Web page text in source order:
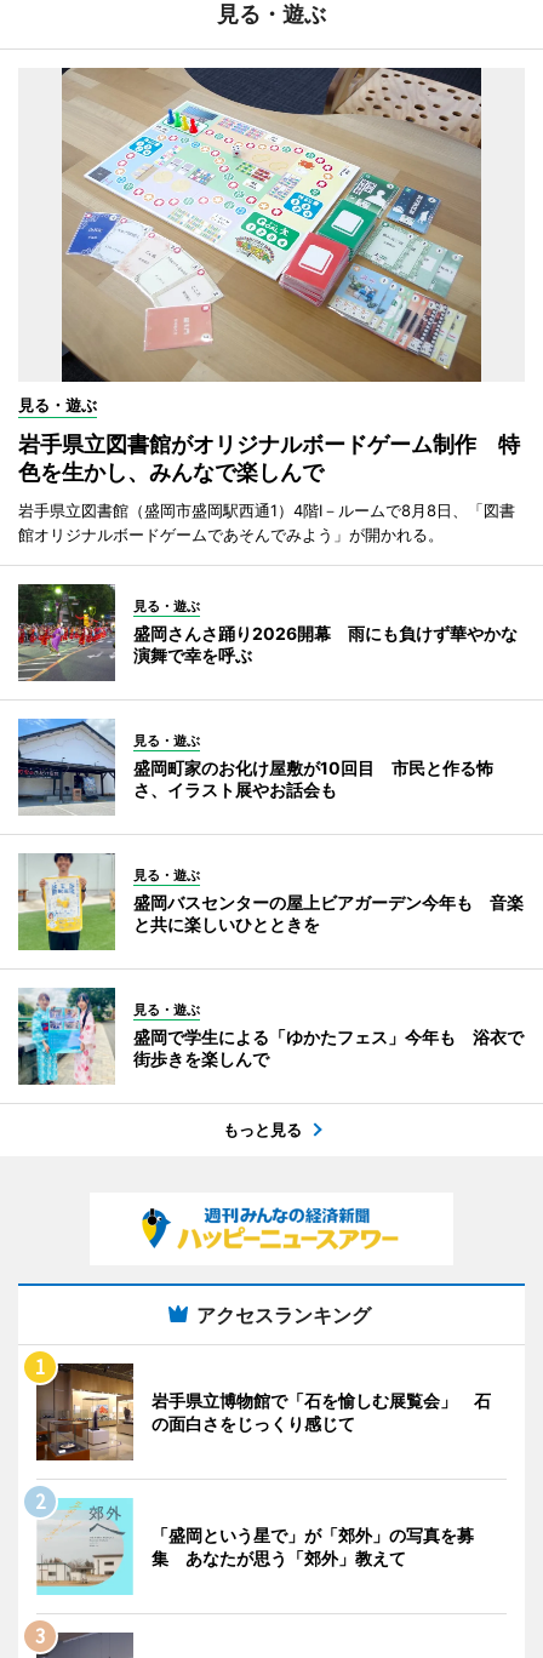
見る・遊ぶ
見る・遊ぶ
岩手県立図書館がオリジナルボードゲーム制作 特
色を生かし、みんなで楽しんで
岩手県立図書館（盛岡市盛岡駅西通1）4階I－ルームで8月8日、「図書
館オリジナルボードゲームであそんでみよう」が開かれる。
見る・遊ぶ
盛岡さんさ踊り2026開幕 雨にも負けず華やかな
演舞で幸を呼ぶ
見る・遊ぶ
盛岡町家のお化け屋敷が10回目 市民と作る怖
さ、イラスト展やお話会も
見る・遊ぶ
盛岡バスセンターの屋上ビアガーデン今年も 音楽
と共に楽しいひとときを
見る・遊ぶ
盛岡で学生による「ゆかたフェス」今年も 浴衣で
街歩きを楽しんで
もっと見る
アクセスランキング
岩手県立博物館で「石を愉しむ展覧会」 石
の面白さをじっくり感じて
「盛岡という星で」が「郊外」の写真を募
集 あなたが思う「郊外」教えて